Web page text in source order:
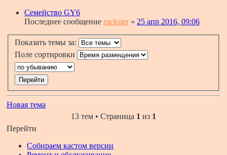
Семейство GY6
Последнее сообщение ruckster« 25 апр 2016, 09:06
Показать темы за:
Поле сортировки
Новая тема
13 тем • Страница 1 из 1
Перейти
Собираем кастом версии